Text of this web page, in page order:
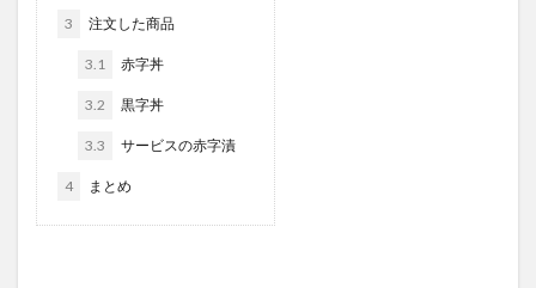
3 注文した商品
3.1 赤字丼
3.2 黒字丼
3.3 サービスの赤字漬
4 まとめ